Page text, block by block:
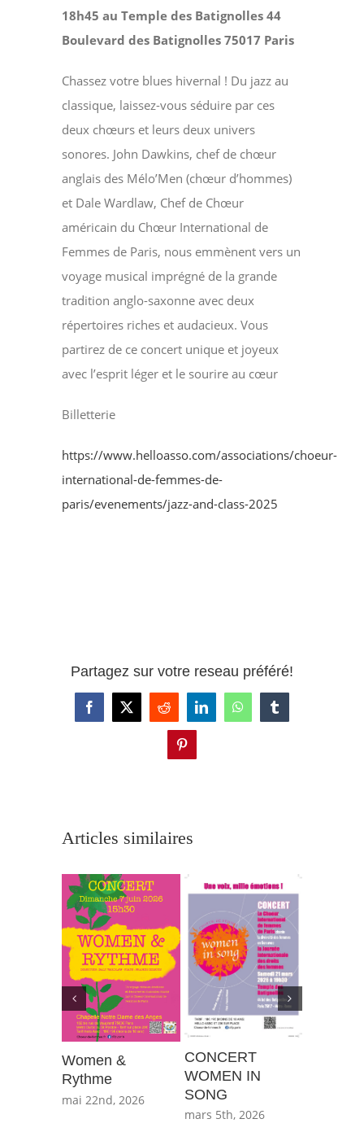
18h45 au Temple des Batignolles 44
Boulevard des Batignolles 75017 Paris
Chassez votre blues hivernal ! Du jazz au
classique, laissez-vous séduire par ces
deux chœurs et leurs deux univers
sonores. John Dawkins, chef de chœur
anglais des Mélo’Men (chœur d’hommes)
et Dale Wardlaw, Chef de Chœur
américain du Chœur International de
Femmes de Paris, nous emmènent vers un
voyage musical imprégné de la grande
tradition anglo-saxonne avec deux
répertoires riches et audacieux. Vous
partirez de ce concert unique et joyeux
avec l’esprit léger et le sourire au cœur
Billetterie
https://www.helloasso.com/associations/choeur-
international-de-femmes-de-
paris/evenements/jazz-and-class-2025
Partagez sur votre reseau préféré!
Facebook
X Reddit LinkedInWhatsAppTumblr
Pinterest
Articles similaires
Women &
Rythme
mai 22nd, 2026
CONCERT
WOMEN IN
SONG
mars 5th, 2026